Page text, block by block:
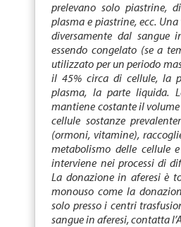
prelevano solo piastrine,
plasma e piastrine, ecc.
diversamente dal sangue
essendo congelato (se a
utilizzato per un periodo
il 45% circa di cellule, la
plasma, la parte liquida.
mantiene costante il
cellule sostanze
(ormoni, vitamine),
metabolismo delle cellule
interviene nei processi di
La donazione in aferesi è
monouso come la
solo presso i centri
sangue in aferesi, contatta